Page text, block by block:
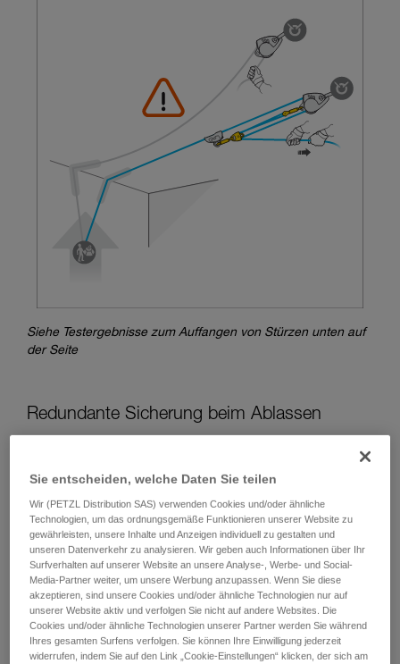
Siehe Testergebnisse zum Auffangen von Stürzen unten auf
der Seite
Redundante Sicherung beim Ablassen
redundante Sicherung:
Sie entscheiden, welche Daten Sie teilen
Wir (PETZL Distribution SAS) verwenden Cookies und/oder ähnliche
Technologien, um das ordnungsgemäße Funktionieren unserer Website zu
gewährleisten, unsere Inhalte und Anzeigen individuell zu gestalten und
unseren Datenverkehr zu analysieren. Wir geben auch Informationen über Ihr
Surfverhalten auf unserer Website an unsere Analyse-, Werbe- und Social-
Media-Partner weiter, um unsere Werbung anzupassen. Wenn Sie diese
akzeptieren, sind unsere Cookies und/oder ähnliche Technologien nur auf
unserer Website aktiv und verfolgen Sie nicht auf andere Websites. Die
Cookies und/oder ähnliche Technologien unserer Partner werden Sie während
Ihres gesamten Surfens verfolgen. Sie können Ihre Einwilligung jederzeit
widerrufen, indem Sie auf den Link „Cookie-Einstellungen“ klicken, der sich am